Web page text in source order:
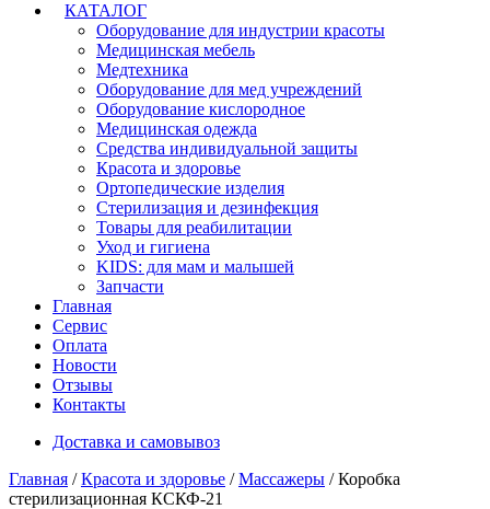
КАТАЛОГ
Оборудование для индустрии красоты
Медицинская мебель
Медтехника
Оборудование для мед учреждений
Оборудование кислородное
Медицинская одежда
Средства индивидуальной защиты
Красота и здоровье
Ортопедические изделия
Стерилизация и дезинфекция
Товары для реабилитации
Уход и гигиена
KIDS: для мам и малышей
Запчасти
Главная
Сервис
Оплата
Новости
Отзывы
Контакты
Доставка и самовывоз
Главная /Красота и здоровье /Массажеры / Коробка
стерилизационная КСКФ-21